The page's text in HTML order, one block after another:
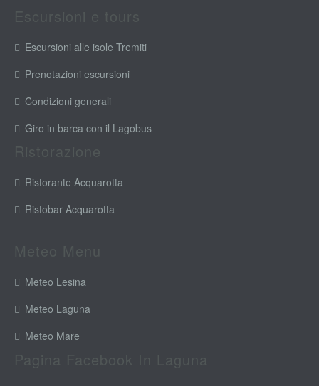
Escursioni alle isole Tremiti
Prenotazioni escursioni
Condizioni generali
Giro in barca con il Lagobus
Ristorante Acquarotta
Ristobar Acquarotta
Meteo Lesina
Meteo Laguna
Meteo Mare